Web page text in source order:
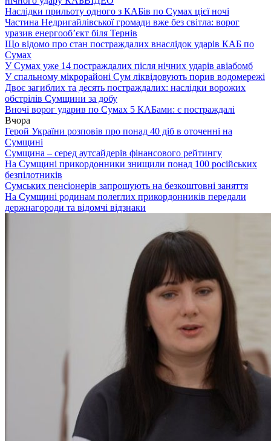
Наслідки прильоту одного з КАБів по Сумах цієї ночі
Частина Недригайлівської громади вже без світла: ворог
уразив енергооб’єкт біля Тернів
Що відомо про стан постраждалих внаслідок ударів КАБ по
Сумах
У Сумах уже 14 постраждалих після нічних ударів авіабомб
У спальному мікрорайоні Сум ліквідовують порив водомережі
Двоє загиблих та десять постраждалих: наслідки ворожих
обстрілів Сумщини за добу
Вночі ворог ударив по Сумах 5 КАБами: є постраждалі
Вчора
Герой України розповів про понад 40 діб в оточенні на
Сумщині
Сумщина – серед аутсайдерів фінансового рейтингу
На Сумщині прикордонники знищили понад 100 російських
безпілотників
Сумських пенсіонерів запрошують на безкоштовні заняття
На Сумщині родинам полеглих прикордонників передали
держнагороди та відомчі відзнаки